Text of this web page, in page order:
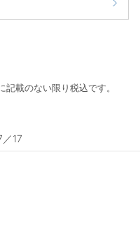
載のない限り税込です。
17